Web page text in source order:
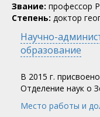
Звание: профессор
Степень: доктор
Научно-
образование
В 2015 г.
Отделение наук о
Место работы и